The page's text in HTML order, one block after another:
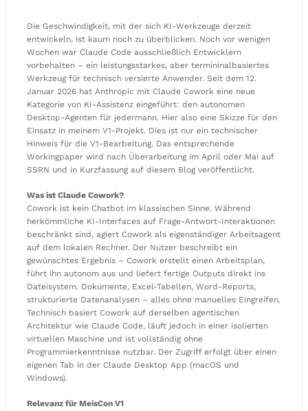
Die Geschwindigkeit, mit der sich KI-Werkzeuge derzeit
entwickeln, ist kaum noch zu überblicken. Noch vor wenigen
Wochen war Claude Code ausschließlich Entwicklern
vorbehalten – ein leistungsstarkes, aber termininalbasiertes
Werkzeug für technisch versierte Anwender. Seit dem 12.
Januar 2026 hat Anthropic mit Claude Cowork eine neue
Kategorie von KI-Assistenz eingeführt: den autonomen
Desktop-Agenten für jedermann. Hier also eine Skizze für den
Einsatz in meinem V1-Projekt. Dies ist nur ein technischer
Hinweis für die V1-Bearbeitung. Das entsprechende
Workingpaper wird nach Überarbeitung im April oder Mai auf
SSRN und in Kurzfassung auf diesem Blog veröffentlicht.
Was ist Claude Cowork?
Cowork ist kein Chatbot im klassischen Sinne. Während
herkömmliche KI-Interfaces auf Frage-Antwort-Interaktionen
beschränkt sind, agiert Cowork als eigenständiger Arbeitsagent
auf dem lokalen Rechner. Der Nutzer beschreibt ein
gewünschtes Ergebnis – Cowork erstellt einen Arbeitsplan,
führt ihn autonom aus und liefert fertige Outputs direkt ins
Dateisystem. Dokumente, Excel-Tabellen, Word-Reports,
strukturierte Datenanalysen – alles ohne manuelles Eingreifen.
Technisch basiert Cowork auf derselben agentischen
Architektur wie Claude Code, läuft jedoch in einer isolierten
virtuellen Maschine und ist vollständig ohne
Programmierkenntnisse nutzbar. Der Zugriff erfolgt über einen
eigenen Tab in der Claude Desktop App (macOS und
Windows).
Relevanz für MeisCon V1